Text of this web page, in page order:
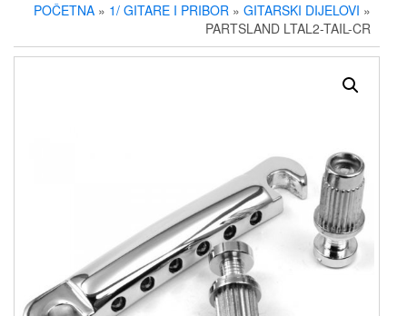
POČETNA » 1/ GITARE I PRIBOR » GITARSKI DIJELOVI »
PARTSLAND LTAL2-TAIL-CR